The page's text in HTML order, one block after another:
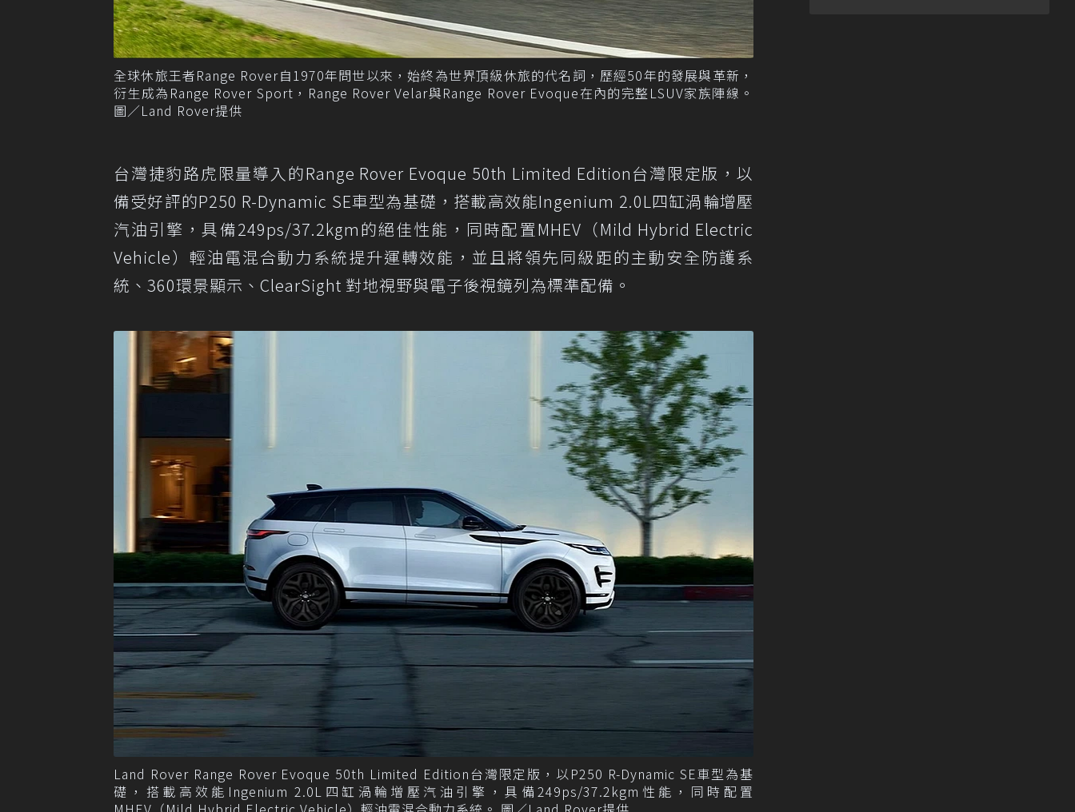
全球休旅王者Range Rover自1970年問世以來，始終為世界頂級休旅的代名詞，歷經50年的發展與革新，
衍生成為Range Rover Sport，Range Rover Velar與Range Rover Evoque在內的完整LSUV家族陣線。
圖／Land Rover提供
台灣捷豹路虎限量導入的Range Rover Evoque 50th Limited Edition台灣限定版，以
備受好評的P250 R-Dynamic SE車型為基礎，搭載高效能Ingenium 2.0L四缸渦輪增壓
汽油引擎，具備249ps/37.2kgm的絕佳性能，同時配置MHEV（Mild Hybrid Electric
Vehicle）輕油電混合動力系統提升運轉效能，並且將領先同級距的主動安全防護系
統、360環景顯示、ClearSight 對地視野與電子後視鏡列為標準配備。
Land Rover Range Rover Evoque 50th Limited Edition台灣限定版，以P250 R-Dynamic SE車型為基
礎，搭載高效能Ingenium 2.0L四缸渦輪增壓汽油引擎，具備249ps/37.2kgm性能，同時配置